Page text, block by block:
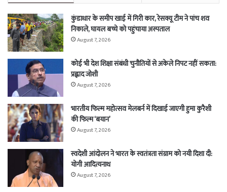
कुंडाधार के समीप खाई में गिरी कार, रेसक्यू टीम ने पांच शव
निकाले, घायल बच्चे को पहुंचाया अस्पताल
August 7, 2026
कोई भी देश शिक्षा संबंधी चुनौतियों से अकेले निपट नहीं सकता:
प्रह्लाद जोशी
August 7, 2026
भारतीय फिल्म महोत्सव मेलबर्न में दिखाई जाएगी हुमा कुरैशी
की फिल्म ‘बयान’
August 7, 2026
स्वदेशी आंदोलन ने भारत के स्वतंत्रता संग्राम को नयी दिशा दी:
योगी आदित्यनाथ
August 7, 2026